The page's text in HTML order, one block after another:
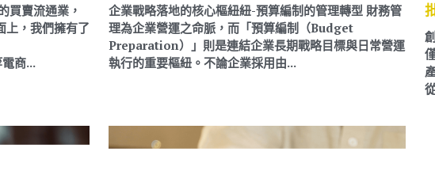
買賣流通業，
上，我們擁有了
商...
企業戰略落地的核心樞紐紐-預算編制的管理轉型 財務管
理為企業營運之命脈，而「預算編制（Budget
Preparation）」則是連結企業長期戰略目標與日常營運
執行的重要樞紐。不論企業採用由...